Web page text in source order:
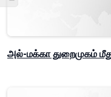
அல்-மக்கா துறைமுகம்